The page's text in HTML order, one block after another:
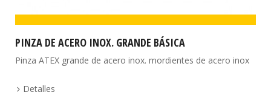
PINZA DE ACERO INOX. GRANDE BÁSICA
Pinza ATEX grande de acero inox. mordientes de acero inox
Detalles